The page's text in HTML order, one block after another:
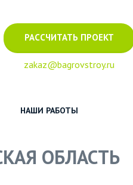
РАССЧИТАТЬ ПРОЕКТ
zakaz@bagrovstroy.ru
НАШИ РАБОТЫ
ОБЛАСТЬ